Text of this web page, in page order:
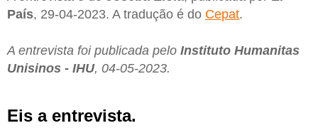
País, 29-04-2023. A tradução é do Cepat.
A entrevista foi publicada pelo Instituto Humanitas
Unisinos - IHU, 04-05-2023.
Eis a entrevista.